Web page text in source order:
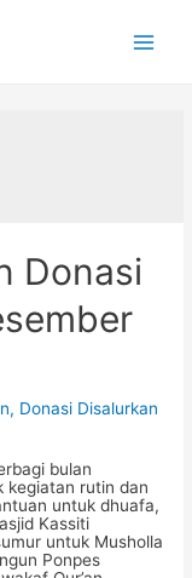
Donasi
, Donasi Disalurkan
bulan
kegiatan rutin dan
untuk dhuafa,
Kassiti
untuk Musholla
Ponpes